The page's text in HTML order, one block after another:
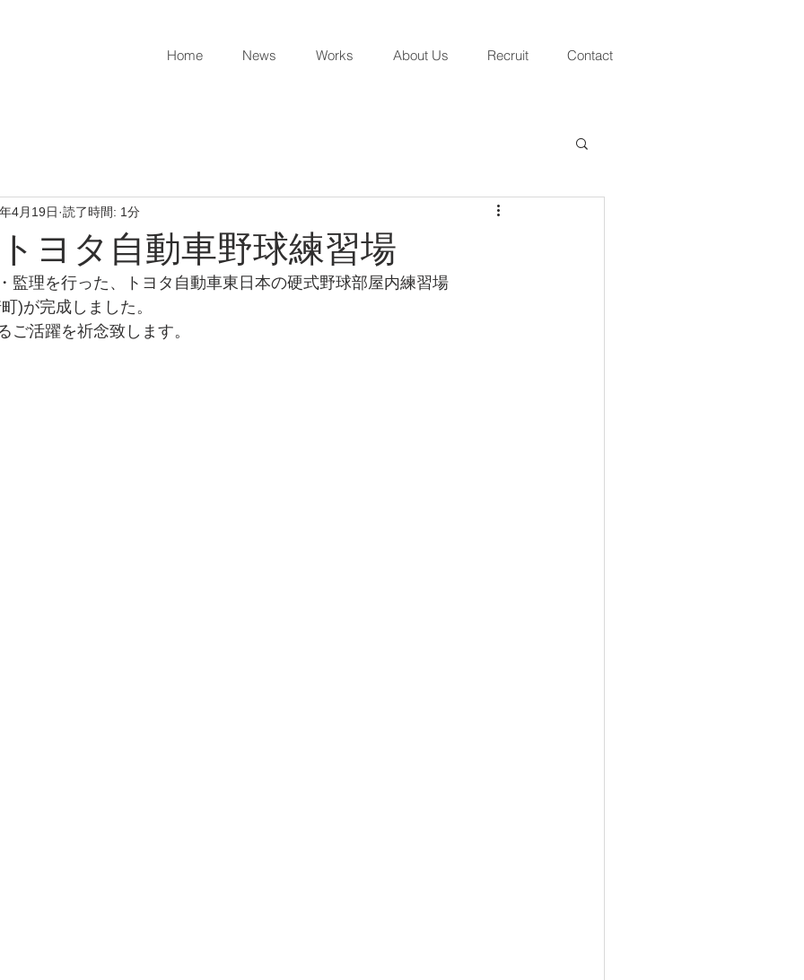
Home News Works About Us Recruit Contact
ヨタ自動車野球練習場
4月19日 読了時間: 1分
監理を行った、トヨタ自動車東日本の硬式野球部屋内練習場
)が完成しました。
ご活躍を祈念致します。